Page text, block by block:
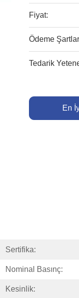
Fiyat:
Ödeme
Tedarik
En
Sertifika:
Nominal Basınç:
Kesinlik: